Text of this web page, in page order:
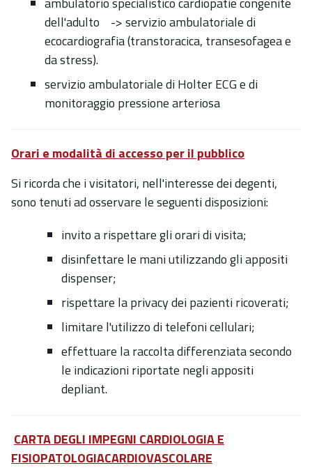
dell'adulto -> servizio ambulatoriale di
ecocardiografia (transtoracica, transesofagea e
da stress).
servizio ambulatoriale di Holter ECG e di
monitoraggio pressione arteriosa
Orari e modalità di accesso per il pubblico
Si ricorda che i visitatori, nell'interesse dei degenti,
sono tenuti ad osservare le seguenti disposizioni:
invito a rispettare gli orari di visita;
disinfettare le mani utilizzando gli appositi
dispenser;
rispettare la privacy dei pazienti ricoverati;
limitare l'utilizzo di telefoni cellulari;
effettuare la raccolta differenziata secondo
le indicazioni riportate negli appositi
depliant.
CARTA DEGLI IMPEGNI CARDIOLOGIA E
FISIOPATOLOGIACARDIOVASCOLARE